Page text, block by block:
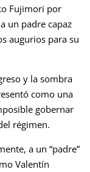
Fujimori por
un padre capaz
augurios para su
y la sombra
como una
gobernar
régimen.
a un “padre”
Valentín